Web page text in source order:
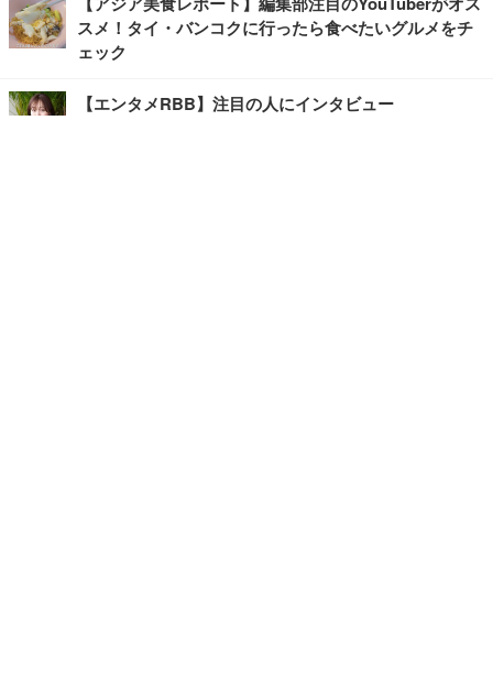
スメ！タイ・バンコクに行ったら食べたいグルメをチ
ェック
【エンタメRBB】注目の人にインタビュー